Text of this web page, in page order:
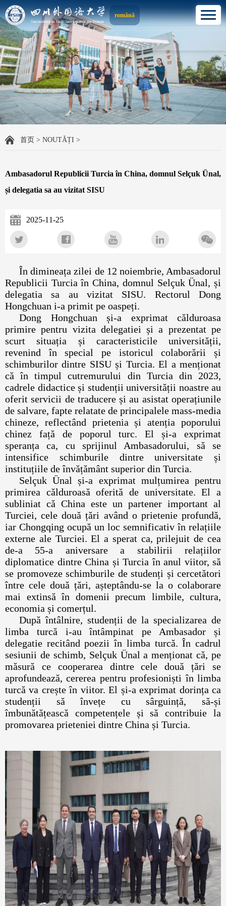
română
首页 > NOUTĂȚI >
Ambasadorul Republicii Turcia în China, domnul Selçuk Ünal,
și delegatia sa au vizitat SISU
2025-11-25
În dimineața zilei de 12 noiembrie, Ambasadorul
Republicii Turcia în China, domnul Selçuk Ünal, și
delegatia sa au vizitat SISU. Rectorul Dong
Hongchuan i-a primit pe oaspeți.
Dong Hongchuan și-a exprimat călduroasa
primire pentru vizita delegatiei și a prezentat pe
scurt situația și caracteristicile universității,
revenind în special pe istoricul colaborării și
schimburilor dintre SISU și Turcia. El a menționat
că în timpul cutremurului din Turcia din 2023,
cadrele didactice și studenții universității noastre au
oferit servicii de traducere și au asistat operațiunile
de salvare, fapte relatate de principalele mass-media
chineze, reflectând prietenia și atenția poporului
chinez față de poporul turc. El și-a exprimat
speranța ca, cu sprijinul Ambasadorului, să se
intensifice schimburile dintre universitate și
instituțiile de învățământ superior din Turcia.
Selçuk Ünal și-a exprimat mulțumirea pentru
primirea călduroasă oferită de universitate. El a
subliniat că China este un partener important al
Turciei, cele două țări având o prietenie profundă,
iar Chongqing ocupă un loc semnificativ în relațiile
externe ale Turciei. El a sperat ca, prilejuit de cea
de-a 55-a aniversare a stabilirii relațiilor
diplomatice dintre China și Turcia în anul viitor, să
se promoveze schimburile de studenți și cercetători
între cele două țări, așteptându-se la o colaborare
mai extinsă în domenii precum limbile, cultura,
economia și comerțul.
După întâlnire, studenții de la specializarea de
limba turcă i-au întâmpinat pe Ambasador și
delegatie recitând poezii în limba turcă. În cadrul
sesiunii de schimb, Selçuk Ünal a menționat că, pe
măsură ce cooperarea dintre cele două țări se
aprofundează, cererea pentru profesioniști în limba
turcă va crește în viitor. El și-a exprimat dorința ca
studenții să învețe cu sârguință, să-și
îmbunătățească competențele și să contribuie la
promovarea prieteniei dintre China și Turcia.